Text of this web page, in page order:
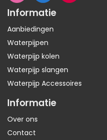
Informatie
Aanbiedingen
Waterpijpen
Waterpijp kolen
Waterpijp slangen
Waterpijp Accessoires
Informatie
Over ons
Contact